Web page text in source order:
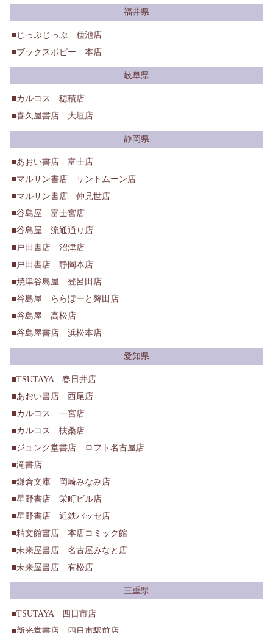
福井県
じっぷじっぷ 種池店
ブックスポピー 本店
岐阜県
カルコス 穂積店
喜久屋書店 大垣店
静岡県
あおい書店 富士店
マルサン書店 サントムーン店
マルサン書店 仲見世店
谷島屋 富士宮店
谷島屋 流通通り店
戸田書店 沼津店
戸田書店 静岡本店
焼津谷島屋 登呂田店
谷島屋 ららぽーと磐田店
谷島屋 高松店
谷島屋書店 浜松本店
愛知県
TSUTAYA 春日井店
あおい書店 西尾店
カルコス 一宮店
カルコス 扶桑店
ジュンク堂書店 ロフト名古屋店
滝書店
鎌倉文庫 岡崎みなみ店
星野書店 栄町ビル店
星野書店 近鉄パッセ店
精文館書店 本店コミック館
未来屋書店 名古屋みなと店
未来屋書店 有松店
三重県
TSUTAYA 四日市店
新光堂書店 四日市駅前店